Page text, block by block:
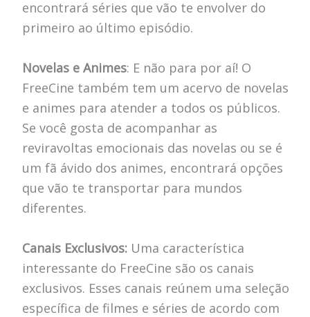
encontrará séries que vão te envolver do
primeiro ao último episódio.
Novelas e Animes: E não para por aí! O
FreeCine também tem um acervo de novelas
e animes para atender a todos os públicos.
Se você gosta de acompanhar as
reviravoltas emocionais das novelas ou se é
um fã ávido dos animes, encontrará opções
que vão te transportar para mundos
diferentes.
Canais Exclusivos:Uma característica
interessante do FreeCine são os canais
exclusivos. Esses canais reúnem uma seleção
específica de filmes e séries de acordo com